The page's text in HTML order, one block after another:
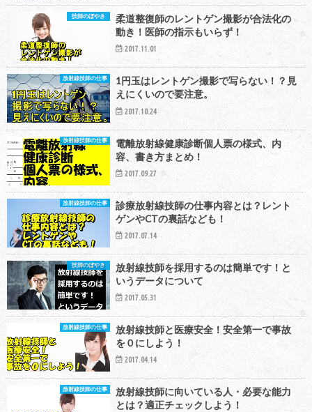
技師のぼやき
柔道整復師のレントゲン撮影が合法化の
動き！医師の指示もいらず！
2017.11.01
放射線技師の仕事
1円玉はレントゲン撮影で写らない！？見
えにくいので要注意。
2017.10.24
放射線技師の仕事
電離放射線健康診断個人票の様式、内
容、書き方まとめ！
2017.09.27
放射線技師の仕事
診療放射線技師の仕事内容とは？レント
ゲンやCTの裏話なども！
2017.07.14
技師のぼやき
放射線技師を採用するのは簡単です！と
いうデータについて
2017.05.31
放射線技師の仕事
放射線技師と医療安全！安全第一で事故
を０にしよう！
2017.04.14
放射線技師の仕事
放射線技師に向いている人・必要な能力
とは？適正チェックしよう！